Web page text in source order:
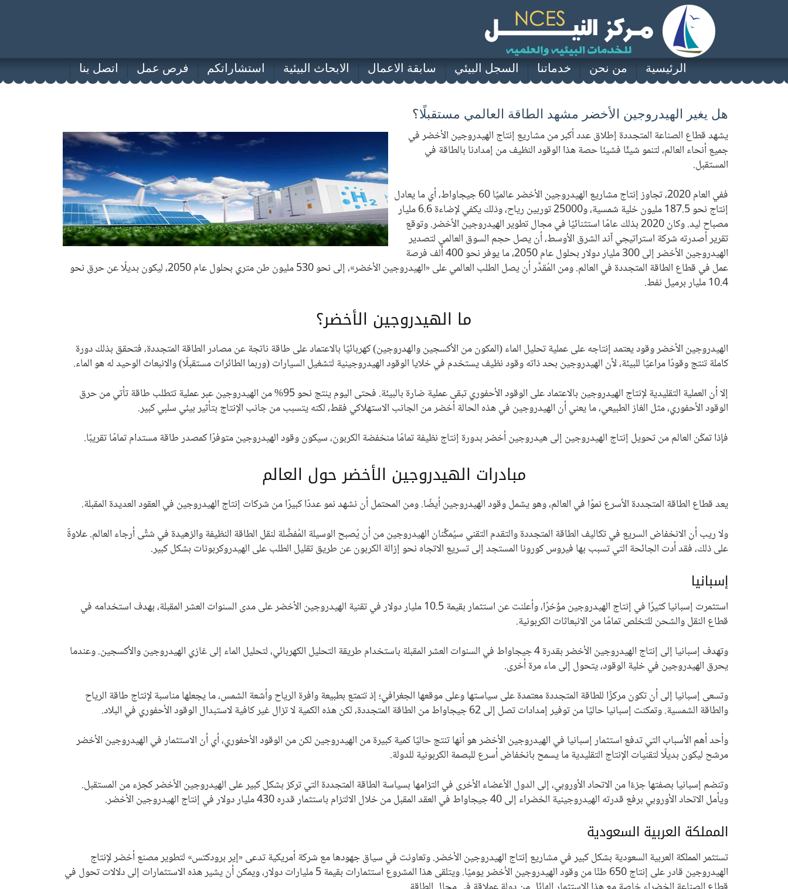
الرئيسية من نحن خدماتنا السجل البيئي سابقة الاعمال الابحاث البيئية استشاراتكم فرص عمل اتصل بنا
هل يغير الهيدروجين الأخضر مشهد الطاقة العالمي مستقبلًا؟
يشهد قطاع الصناعة المتجددة إطلاق عدد أكبر من مشاريع إنتاج الهيدروجين الأخضر في
جميع أنحاء العالم، لتنمو شيئًا فشيئا حصة هذا الوقود النظيف من إمدادنا بالطاقة في
المستقبل.
ففي العام 2020، تجاوز إنتاج مشاريع الهيدروجين الأخضر عالميًا 60 جيجاواط، أي ما يعادل
إنتاج نحو 187.5 مليون خلية شمسية، و25000 توربين رياح، وذلك يكفي لإضاءة 6.6 مليار
مصباح ليد. وكان 2020 بذلك عامًا استثنائيًا في مجال تطوير الهيدروجين الأخضر. وتوقع
تقرير أصدرته شركة استراتيجي آند الشرق الأوسط، أن يصل حجم السوق العالمي لتصدير
الهيدروجين الأخضر إلى 300 مليار دولار بحلول عام 2050، ما يوفر نحو 400 ألف فرصة
عمل في قطاع الطاقة المتجددة في العالم. ومن المُقدَّر أن يصل الطلب العالمي على «الهيدروجين الأخضر»، إلى نحو 530 مليون طن متري بحلول عام 2050، ليكون بديلًا عن حرق نحو
10.4 مليار برميل نفط.
ما الهيدروجين الأخضر؟
الهيدروجين الأخضر وقود يعتمد إنتاجه على عملية تحليل الماء (المكون من الأكسجين والهدروجين) كهربائيًا بالاعتماد على طاقة ناتجة عن مصادر الطاقة المتجددة، فتحقق بذلك دورة
كاملة تنتج وقودًا مراعيًا للبيئة، لأن الهيدروجين بحد ذاته وقود نظيف يستخدم في خلايا الوقود الهيدروجينية لتشغيل السيارات (وربما الطائرات مستقبلًا) والانبعاث الوحيد له هو الماء.
إلا أن العملية التقليدية لإنتاج الهيدروجين بالاعتماد على الوقود الأحفوري تبقى عملية ضارة بالبيئة. فحتى اليوم ينتج نحو 95% من الهيدروجين عبر عملية تتطلب طاقة تأتي من حرق
الوقود الأحفوري، مثل الغاز الطبيعي، ما يعني أن الهيدروجين في هذه الحالة أخضر من الجانب الاستهلاكي فقط، لكنه يتسبب من جانب الإنتاج بتأثير بيئي سلبي كبير.
فإذا تمكّن العالم من تحويل إنتاج الهيدروجين إلى هيدروجين أخضر بدورة إنتاج نظيفة تمامًا منخفضة الكربون، سيكون وقود الهيدروجين متوفرًا كمصدر طاقة مستدام تمامًا تقريبًا.
مبادرات الهيدروجين الأخضر حول العالم
يعد قطاع الطاقة المتجددة الأسرع نموًا في العالم، وهو يشمل وقود الهيدروجين أيضًا. ومن المحتمل أن نشهد نمو عددًا كبيرًا من شركات إنتاج الهيدروجين في العقود العديدة المقبلة.
ولا ريب أن الانخفاض السريع في تكاليف الطاقة المتجددة والتقدم التقني سيُمكِّنان الهيدروجين من أن يُصبح الوسيلة المُفضَّلة لنقل الطاقة النظيفة والزهيدة في شتَّى أرجاء العالم. علاوةً
على ذلك، فقد أدت الجائحة التي تسبب بها فيروس كورونا المستجد إلى تسريع الاتجاه نحو إزالة الكربون عن طريق تقليل الطلب على الهيدروكربونات بشكل كبير.
إسبانيا
استثمرت إسبانيا كثيرًا في إنتاج الهيدروجين مؤخرًا، وأعلنت عن استثمار بقيمة 10.5 مليار دولار في تقنية الهيدروجين الأخضر على مدى السنوات العشر المقبلة، بهدف استخدامه في
قطاع النقل والشحن للتخلص تمامًا من الانبعاثات الكربونية.
وتهدف إسبانيا إلى إنتاج الهيدروجين الأخضر بقدرة 4 جيجاواط في السنوات العشر المقبلة باستخدام طريقة التحليل الكهربائي، لتحليل الماء إلى غازي الهيدروجين والأكسجين. وعندما
يحرق الهيدروجين في خلية الوقود، يتحول إلى ماء مرة أخرى.
وتسعى إسبانيا إلى أن تكون مركزًا للطاقة المتجددة معتمدة على سياستها وعلى موقعها الجغرافي؛ إذ تتمتع بطبيعة وافرة الرياح وأشعة الشمس، ما يجعلها مناسبة لإنتاج طاقة الرياح
والطاقة الشمسية. وتمكنت إسبانيا حاليًا من توفير إمدادات تصل إلى 62 جيجاواط من الطاقة المتجددة، لكن هذه الكمية لا تزال غير كافية لاستبدال الوقود الأحفوري في البلاد.
وأحد أهم الأسباب التي تدفع استثمار إسبانيا في الهيدروجين الأخضر هو أنها تنتج حاليًا كمية كبيرة من الهيدروجين لكن من الوقود الأحفوري، أي أن الاستثمار في الهيدروجين الأخضر
مرشح ليكون بديلًا لتقنيات الإنتاج التقليدية ما يسمح بانخفاض أسرع للبصمة الكربونية للدولة.
وتنضم إسبانيا بصفتها جزءًا من الاتحاد الأوروبي، إلى الدول الأعضاء الأخرى في التزامها بسياسة الطاقة المتجددة التي تركز بشكل كبير على الهيدروجين الأخضر كجزء من المستقبل.
ويأمل الاتحاد الأوروبي برفع قدرته الهيدروجينية الخضراء إلى 40 جيجاواط في العقد المقبل من خلال الالتزام باستثمار قدره 430 مليار دولار في إنتاج الهيدروجين الأخضر.
المملكة العربية السعودية
تستثمر المملكة العربية السعودية بشكل كبير في مشاريع إنتاج الهيدروجين الأخضر. وتعاونت في سياق جهودها مع شركة أمريكية تدعى «إير برودكتس» لتطوير مصنع أخضر لإنتاج
الهيدروجين قادر على إنتاج 650 طنًا من وقود الهيدروجين الأخضر يوميًا. ويتلقى هذا المشروع استثمارات بقيمة 5 مليارات دولار، ويمكن أن يشير هذه الاستثمارات إلى دلالات تحول في